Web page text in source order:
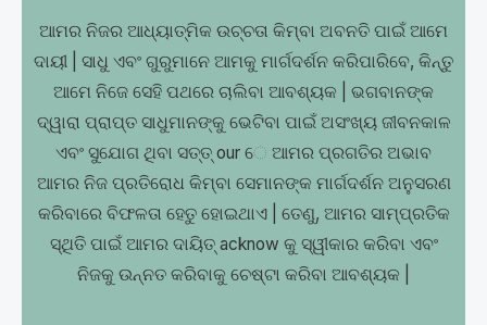
ଆମର ନିଜର ଆଧ୍ୟାତ୍ମିକ ଉଚ୍ଚତା କିମ୍ବା ଅବନତି ପାଇଁ ଆମେ
ଦାୟୀ | ସାଧୁ ଏବଂ ଗୁରୁମାନେ ଆମକୁ ମାର୍ଗଦର୍ଶନ କରିପାରିବେ, କିନ୍ତୁ
ଆମେ ନିଜେ ସେହି ପଥରେ ଚାଲିବା ଆବଶ୍ୟକ | ଭଗବାନଙ୍କ
ଦ୍ୱାରା ପ୍ରାପ୍ତ ସାଧୁମାନଙ୍କୁ ଭେଟିବା ପାଇଁ ଅସଂଖ୍ୟ ଜୀବନକାଳ
ଏବଂ ସୁଯୋଗ ଥିବା ସତ୍ତ୍ our େ ଆମର ପ୍ରଗତିର ଅଭାବ
ଆମର ନିଜ ପ୍ରତିରୋଧ କିମ୍ବା ସେମାନଙ୍କ ମାର୍ଗଦର୍ଶନ ଅନୁସରଣ
କରିବାରେ ବିଫଳତା ହେତୁ ହୋଇଥାଏ | ତେଣୁ, ଆମର ସାମ୍ପ୍ରତିକ
ସ୍ଥିତି ପାଇଁ ଆମର ଦାୟିତ୍ acknow କୁ ସ୍ୱୀକାର କରିବା ଏବଂ
ନିଜକୁ ଉନ୍ନତ କରିବାକୁ ଚେଷ୍ଟା କରିବା ଆବଶ୍ୟକ |